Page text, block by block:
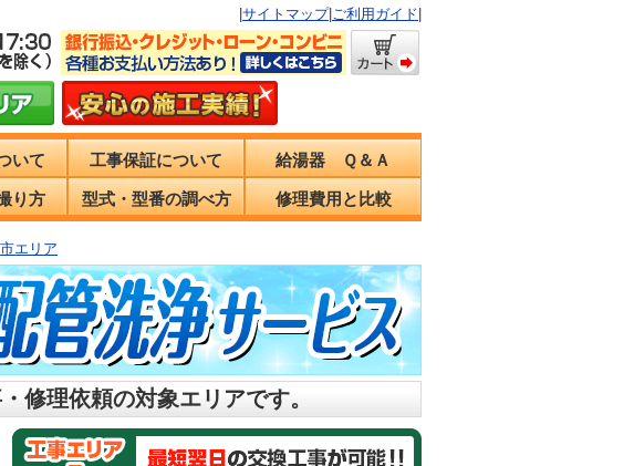
サイトマップ| ご利用ガイド
いて 工事保証について 給湯器 Ｑ＆Ａ
り方 型式・型番の調べ方 修理費用と比較
エリア
修理依頼の対象エリアです。